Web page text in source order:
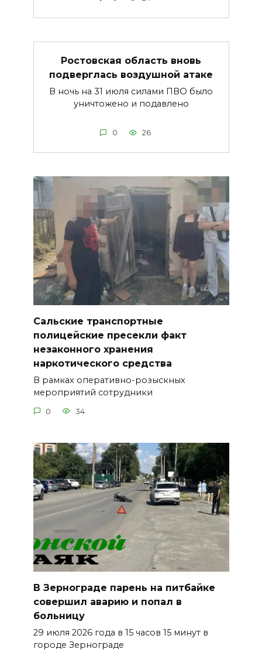
Ростовская область вновь
подверглась воздушной атаке
В ночь на 31 июля силами ПВО было
уничтожено и подавлено
0 26
Сальские транспортные
полицейские пресекли факт
незаконного хранения
наркотического средства
В рамках оперативно-розыскных
мероприятий сотрудники
0 34
В Зернограде парень на питбайке
совершил аварию и попал в
больницу
29 июля 2026 года в 15 часов 15 минут в
городе Зернограде